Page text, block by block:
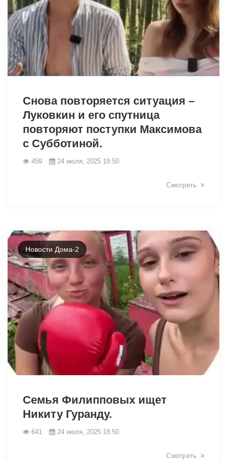
Снова повторяется ситуация –
Луковкин и его спутница
повторяют поступки Максимова
с Субботиной.
459 24 июля, 2025 19:50
Смотреть
Новости Дома-2
Семья Филипповых ищет
Никиту Гуранду.
641 24 июля, 2025 18:50
Смотреть